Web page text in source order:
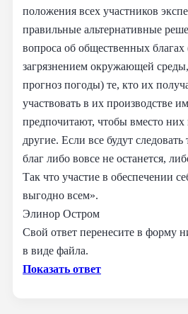
положения всех участников
правильные альтернативные
вопроса об общественных благах
загрязнением окружающей
прогноз погоды) те, кто их
участвовать в их производстве
предпочитают, чтобы вместо них
другие. Если все будут следовать
благ либо вовсе не останется,
Так что участие в обеспечении
выгодно всем».
Элинор Остром
Свой ответ перенесите в форму
в виде файла.
Показать ответ